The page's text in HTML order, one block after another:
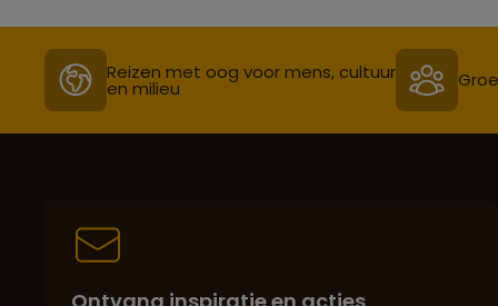
Reizen met oog voor mens, cultuur
en milieu